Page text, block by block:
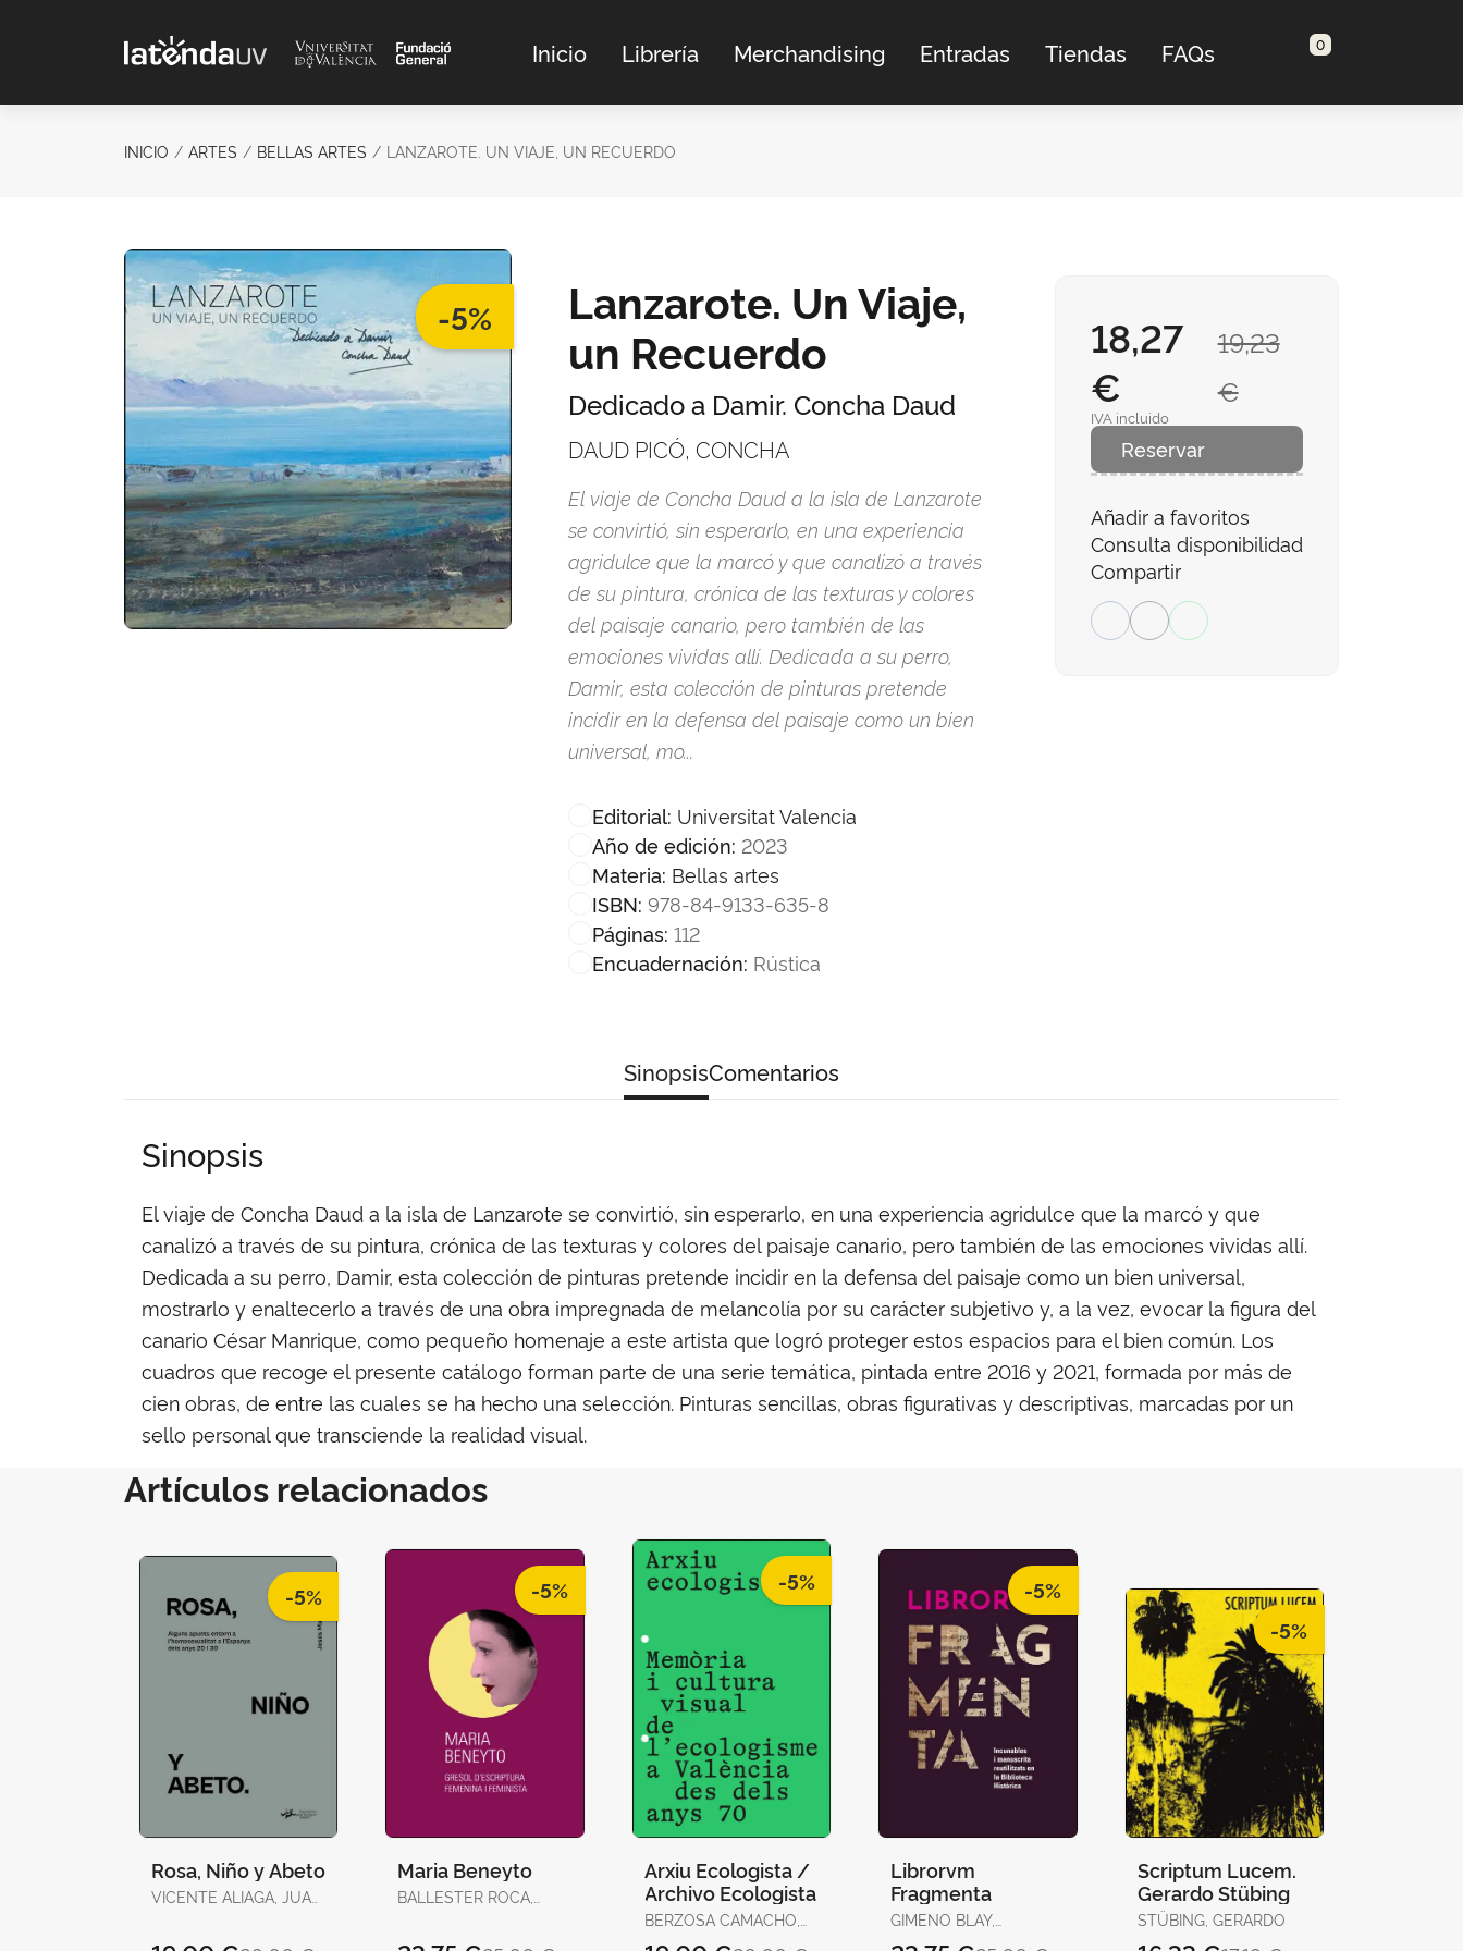
Inicio Librería Merchandising Entradas Tiendas FAQs 0
INICIO ARTES BELLAS ARTES LANZAROTE. UN VIAJE, UN RECUERDO
-5%
Lanzarote. Un Viaje,
un Recuerdo
Dedicado a Damir. Concha Daud
DAUD PICÓ, CONCHA
El viaje de Concha Daud a la isla de Lanzarote
se convirtió, sin esperarlo, en una experiencia
agridulce que la marcó y que canalizó a través
de su pintura, crónica de las texturas y colores
del paisaje canario, pero también de las
emociones vividas allí. Dedicada a su perro,
Damir, esta colección de pinturas pretende
incidir en la defensa del paisaje como un bien
universal, mo...
Editorial: Universitat Valencia
Año de edición: 2023
Materia: Bellas artes
ISBN: 978-84-9133-635-8
Páginas: 112
Encuadernación: Rústica
19,23
€
18,27
€
IVA incluido
Reservar
Añadir a favoritos
Consulta disponibilidad
Compartir
SinopsisComentarios
Sinopsis
El viaje de Concha Daud a la isla de Lanzarote se convirtió, sin esperarlo, en una experiencia agridulce que la marcó y que
canalizó a través de su pintura, crónica de las texturas y colores del paisaje canario, pero también de las emociones vividas allí.
Dedicada a su perro, Damir, esta colección de pinturas pretende incidir en la defensa del paisaje como un bien universal,
mostrarlo y enaltecerlo a través de una obra impregnada de melancolía por su carácter subjetivo y, a la vez, evocar la figura del
canario César Manrique, como pequeño homenaje a este artista que logró proteger estos espacios para el bien común. Los
cuadros que recoge el presente catálogo forman parte de una serie temática, pintada entre 2016 y 2021, formada por más de
cien obras, de entre las cuales se ha hecho una selección. Pinturas sencillas, obras figurativas y descriptivas, marcadas por un
sello personal que transciende la realidad visual.
Artículos relacionados
-5%
Rosa, Niño y Abeto
VICENTE ALIAGA, JUAN
-5%
Maria Beneyto
BALLESTER ROCA,
-5%
Arxiu Ecologista /
Archivo Ecologista
BERZOSA CAMACHO,
-5%
Librorvm
Fragmenta
GIMENO BLAY,
-5%
Scriptum Lucem.
Gerardo Stübing
STÜBING, GERARDO